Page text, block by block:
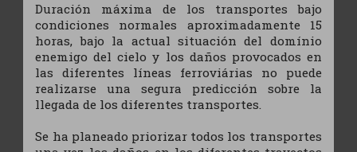
Duración máxima de los transportes bajo
condiciones normales aproximadamente 15
horas, bajo la actual situación del domínio
enemigo del cielo y los daños provocados en
las diferentes líneas ferroviárias no puede
realizarse una segura predicción sobre la
llegada de los diferentes transportes.
Se ha planeado priorizar todos los transportes